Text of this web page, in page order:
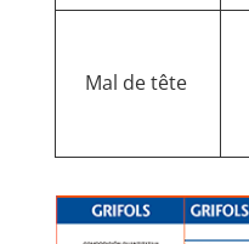
Mal de tête